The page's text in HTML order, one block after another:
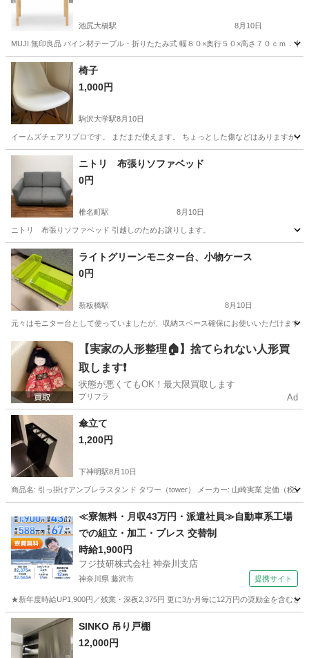
池尻大橋駅 8月10日
MUJI 無印良品 パイン材テーブル・折りたたみ式 幅８０×奥行５０×高さ７０ｃｍ．
東京 世田谷区 池尻大橋駅
椅子
1,000円
駒沢大学駅8月10日
イームズチェアリプロです。 まだまだ使えます。 ちょっとした傷などはありますが、
東京 世田谷区 駒沢大学駅
ニトリ 布張りソファベッド
0円
椎名町駅 8月10日
ニトリ 布張りソファベッド 引越しのためお譲りします。
東京 豊島区 椎名町駅
ライトグリーンモニター台、小物ケース
0円
新板橋駅 8月10日
元々はモニター台として使っていましたが、収納スペース確保にお使いいただけます
東京 板橋区 新板橋駅 収納家具
【実家の人形整理🏠】捨てられない人形買
取します❗️
状態が悪くてもOK！最大限買取します
プリフラ Ad
傘立て
1,200円
下神明駅8月10日
商品名: 引っ掛けアンブレラスタンド タワー（tower） メーカー: 山崎実業 定価（税
下神明駅 インテリア雑貨/小物
≪寮無料・月収43万円・派遣社員≫自動車系工場
での組立・加工・プレス 交替制
時給1,900円
フジ技研株式会社 神奈川支店
神奈川県 藤沢市 提携サイト
★新年度時給UP1,900円／残業・深夜2,375円 更に3か月毎に12万円の奨励金を含む
神奈川 藤沢市 その他
SINKO 吊り戸棚
12,000円